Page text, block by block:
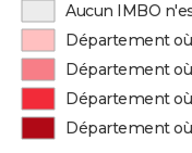
Aucun IMBO
Département
Département
Département
Département